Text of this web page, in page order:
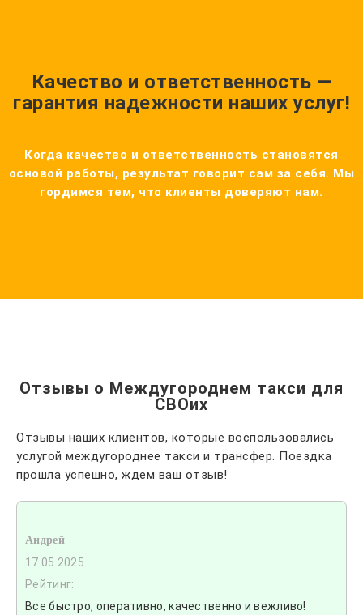
Качество и ответственность —
гарантия надежности наших услуг!
Когда качество и ответственность становятся
основой работы, результат говорит сам за себя. Мы
гордимся тем, что клиенты доверяют нам.
Отзывы о Междугороднем такси для
СВОих
Отзывы наших клиентов, которые воспользовались
услугой междугороднее такси и трансфер. Поездка
прошла успешно, ждем ваш отзыв!
Андрей
17.05.2025
Рейтинг:
Все быстро, оперативно, качественно и вежливо!